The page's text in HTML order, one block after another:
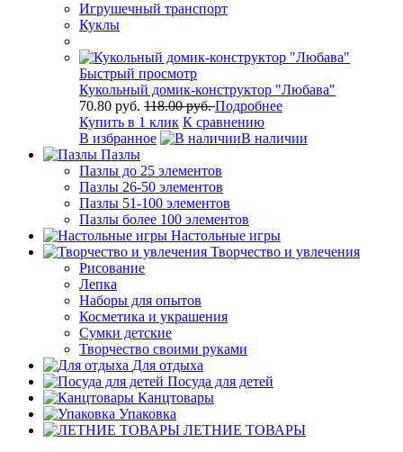
Игрушечный транспорт
Куклы
Быстрый просмотр
Кукольный домик-конструктор "Любава"
70.80 руб. 118.00 руб.Подробнее
Купить в 1 клик К сравнению
В избранное
В наличии
Пазлы
Пазлы до 25 элементов
Пазлы 26-50 элементов
Пазлы 51-100 элементов
Пазлы более 100 элементов
Настольные игры
Творчество и увлечения
Рисование
Лепка
Наборы для опытов
Косметика и украшения
Сумки детские
Творчество своими руками
Для отдыха
Посуда для детей
Канцтовары
Упаковка
ЛЕТНИЕ ТОВАРЫ